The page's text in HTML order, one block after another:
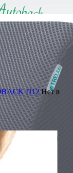
П12 Нет в